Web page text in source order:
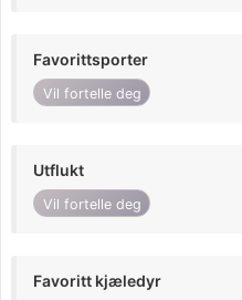
Favorittsporter
Vil fortelle deg
Utflukt
Vil fortelle deg
Favoritt kjæledyr